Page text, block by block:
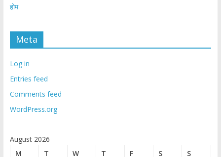
होम
Meta
Log in
Entries feed
Comments feed
WordPress.org
August 2026
M
T W T F S S